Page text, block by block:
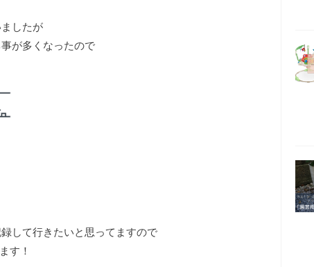
したが
が多くなったので
して行きたいと思ってますので
す！